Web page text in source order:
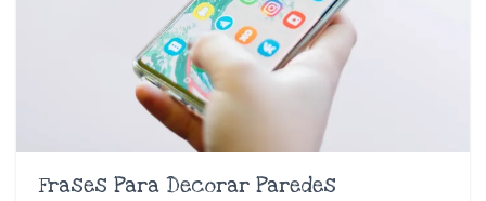
Frases Para Decorar Paredes